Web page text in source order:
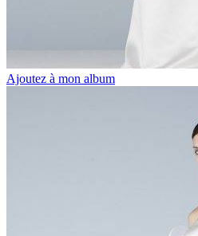
Ajoutez à mon album